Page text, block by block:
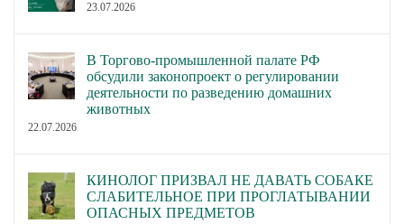
23.07.2026
В Торгово-промышленной палате РФ
обсудили законопроект о регулировании
деятельности по разведению домашних
животных
22.07.2026
КИНОЛОГ ПРИЗВАЛ НЕ ДАВАТЬ СОБАКЕ
СЛАБИТЕЛЬНОЕ ПРИ ПРОГЛАТЫВАНИИ
ОПАСНЫХ ПРЕДМЕТОВ